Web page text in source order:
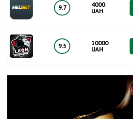
9.7
4000
UAH
9.5
10000
UAH